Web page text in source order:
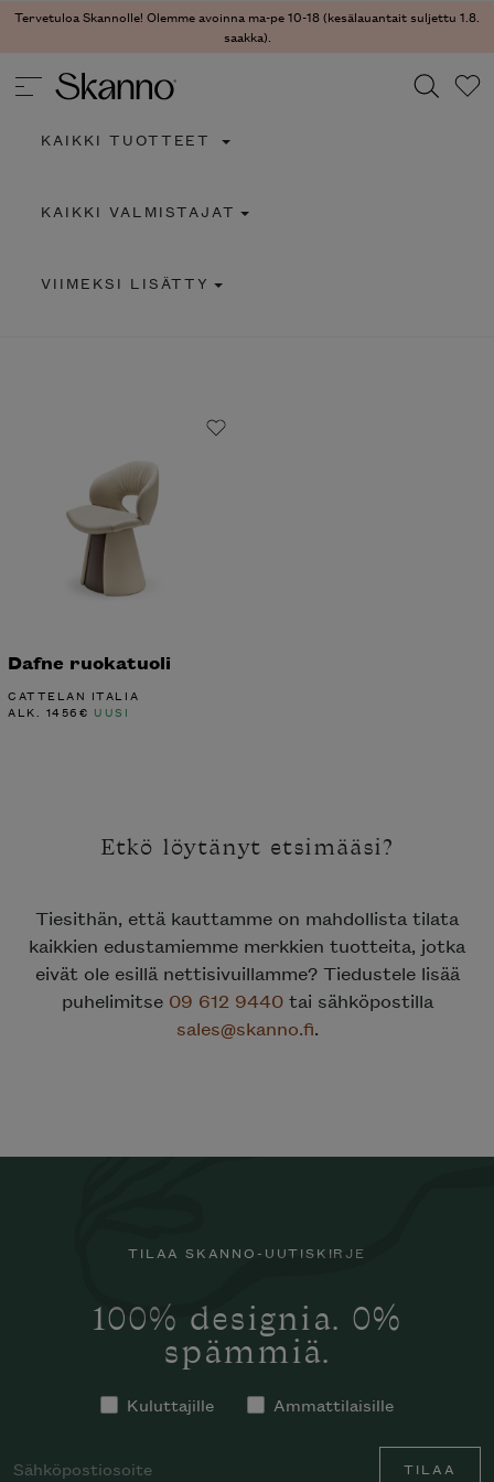
Tervetuloa Skannolle! Olemme avoinna ma-pe 10-18 (kesälauantait suljettu 1.8.
saakka).
Type 2 or more characters for results.
KAIKKI TUOTTEET
KAIKKI VALMISTAJAT
VIIMEKSI LISÄTTY
Dafne ruokatuoli
CATTELAN ITALIA
ALK. 1456€ UUSI
Etkö löytänyt etsimääsi?
Tiesithän, että kauttamme on mahdollista tilata
kaikkien edustamiemme merkkien tuotteita, jotka
eivät ole esillä nettisivuillamme? Tiedustele lisää
puhelimitse 09 612 9440tai sähköpostilla
sales@skanno.fi.
TILAA SKANNO-UUTISKIRJE
100% designia. 0%
spämmiä.
Kuluttajille Ammattilaisille
TILAA